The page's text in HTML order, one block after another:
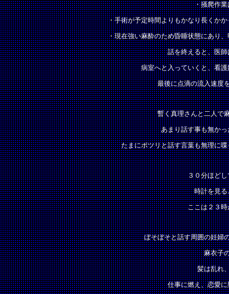
・掻爬作
・手術が予定時間よりもかなり長くか
・現在強い麻酔のため昏睡状態にあり
話を終えると、医
病室へと入っていくと、看
最後に点滴の流入速度
暫く真理さんと二人で
あまり話す事も無か
たまにポツリと話す言葉も無理に
３０分ほど
時計を見
ここは２３
ぼそぼそと話す周囲の妊婦
麻衣子
髪は乱れ
仕事に燃え、恋愛